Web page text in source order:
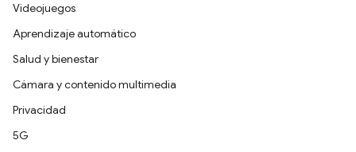
Videojuegos
Aprendizaje automático
Salud y bienestar
Cámara y contenido multimedia
Privacidad
5G